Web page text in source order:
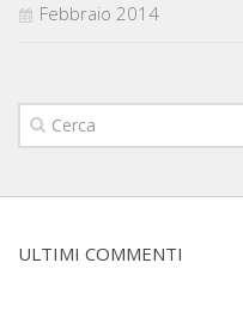
Febbraio 2014
ULTIMI COMMENTI